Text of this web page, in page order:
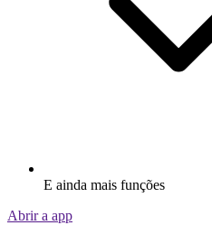
E ainda mais funções
Abrir a app